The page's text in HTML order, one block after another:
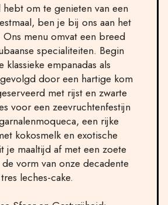
om te genieten van een
ben je bij ons aan het
Ons menu omvat een breed
specialiteiten. Begin
klassieke empanadas als
door een hartige kom
met rijst en zwarte
voor een zeevruchtenfestijn
een rijke
kokosmelk en exotische
je maaltijd af met een zoete
vorm van onze decadente
tres leches-cake.